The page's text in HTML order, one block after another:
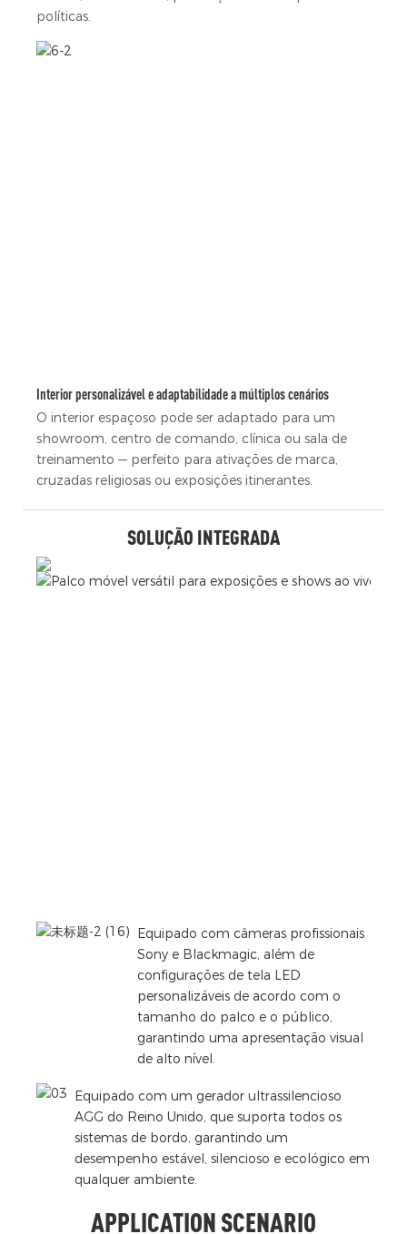
políticas.
Interior personalizável e adaptabilidade a múltiplos cenários
O interior espaçoso pode ser adaptado para um
showroom, centro de comando, clínica ou sala de
treinamento — perfeito para ativações de marca,
cruzadas religiosas ou exposições itinerantes.
SOLUÇÃO INTEGRADA
Equipado com câmeras profissionais
Sony e Blackmagic, além de
configurações de tela LED
personalizáveis ​​de acordo com o
tamanho do palco e o público,
garantindo uma apresentação visual
de alto nível.
Equipado com um gerador ultrassilencioso
AGG do Reino Unido, que suporta todos os
sistemas de bordo, garantindo um
desempenho estável, silencioso e ecológico em
qualquer ambiente.
APPLICATION SCENARIO